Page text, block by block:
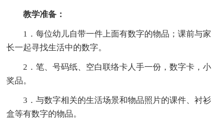
教学准备：
1．每位幼儿自带一件上面有数字的物品；课前与家
长一起寻找生活中的数字。
2．笔、号码纸、空白联络卡人手一份，数字卡，小
奖品。
3．与数字相关的生活场景和物品照片的课件、衬衫
盒等有数字的物品。